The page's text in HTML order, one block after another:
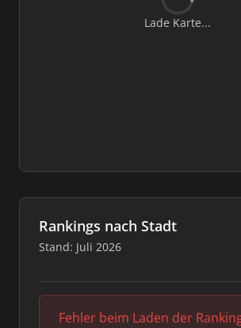
Lade Karte...
Rankings nach Stadt
Stand: Juli 2026
Fehler beim Laden der